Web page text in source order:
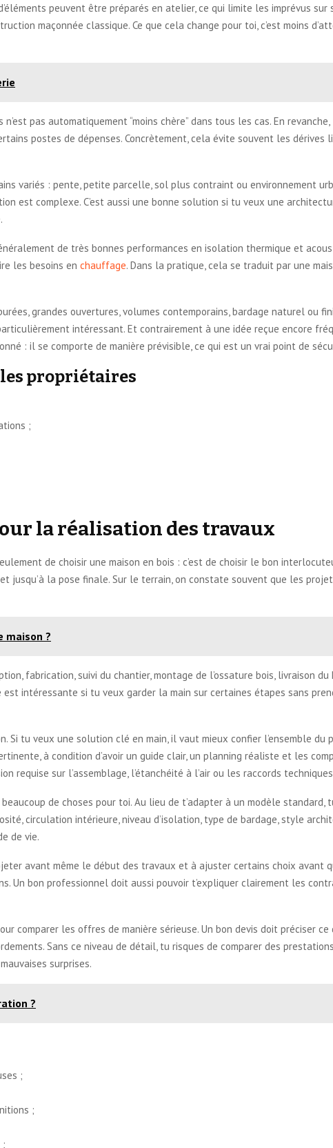
peuvent être préparés en atelier, ce qui limite les imprévus
maçonnée classique. Ce que cela change pour toi, c’est moins
n’est pas automatiquement “moins chère” dans tous les cas. En
postes de dépenses. Concrètement, cela évite souvent les dérives
variés : pente, petite parcelle, sol plus contraint ou environnement
est complexe. C’est aussi une bonne solution si tu veux une
de très bonnes performances en isolation thermique et
les besoins en chauffage. Dans la pratique, cela se traduit par une
grandes ouvertures, volumes contemporains, bardage naturel ou
intéressant. Et contrairement à une idée reçue encore
: il se comporte de manière prévisible, ce qui est un vrai point de
les propriétaires
;
la réalisation des travaux
de choisir une maison en bois : c’est de choisir le bon
jusqu’à la pose finale. Sur le terrain, on constate souvent que les
maison ?
fabrication, suivi du chantier, montage de l’ossature bois, livraison
intéressante si tu veux garder la main sur certaines étapes sans
Si tu veux une solution clé en main, il vaut mieux confier l’ensemble du
à condition d’avoir un guide clair, un planning réaliste et les
requise sur l’assemblage, l’étanchéité à l’air ou les raccords
beaucoup de choses pour toi. Au lieu de t’adapter à un modèle standard,
circulation intérieure, niveau d’isolation, type de bardage, style
de vie.
avant même le début des travaux et à ajuster certains choix avant
Un bon professionnel doit aussi pouvoir t’expliquer clairement les
comparer les offres de manière sérieuse. Un bon devis doit préciser
Sans ce niveau de détail, tu risques de comparer des
surprises.
?
;
;
;